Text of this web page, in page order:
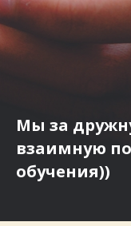
Мы за
взаимную
обучения))